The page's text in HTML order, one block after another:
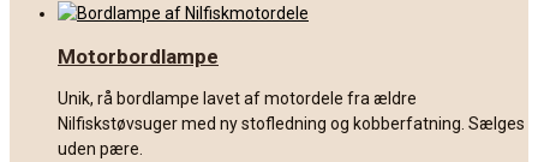
Motorbordlampe
Unik, rå bordlampe lavet af motordele fra ældre
Nilfiskstøvsuger med ny stofledning og kobberfatning. Sælges
uden pære.